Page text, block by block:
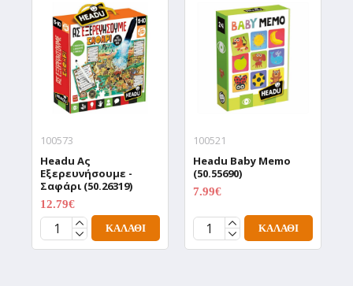
100573
Headu Aς
Εξερευνήσουμε -
Σαφάρι (50.26319)
12.79€
ΚΑΛΆΘΙ
100521
Headu Baby Memo
(50.55690)
7.99€
ΚΑΛΆΘΙ